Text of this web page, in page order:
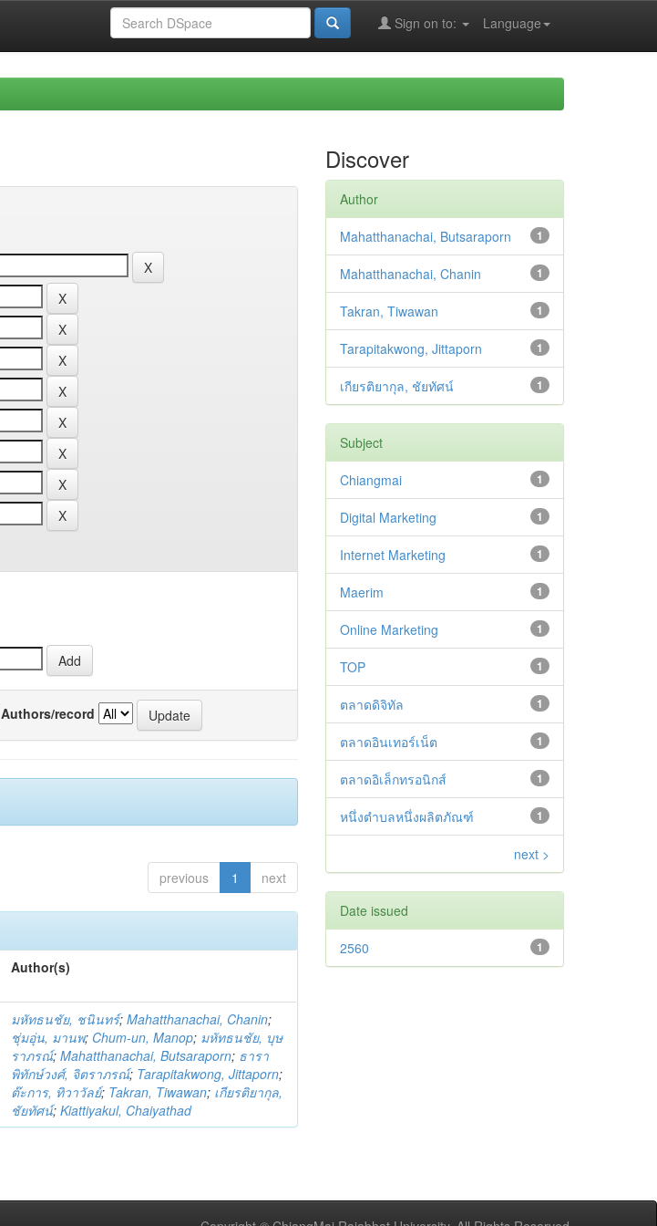
Language
Sign on to:
Authors/record
previous 1 next
Author(s)
มหัทธนชัย, ชนินทร์;Mahatthanachai, Chanin;
ชุ่มอุ่น, มานพ; Chum-un, Manop; มหัทธนชัย, บุษ
ราภรณ์;Mahatthanachai, Butsaraporn; ธารา
พิทักษ์วงศ์, จิตราภรณ์; Tarapitakwong, Jittaporn;
ต๊ะการ, ทิวาวัลย์; Takran, Tiwawan; เกียรติยากุล,
ชัยทัศน์;Kiattiyakul, Chaiyathad
Discover
Author
1
Mahatthanachai, Butsaraporn
1
Mahatthanachai, Chanin
1
Takran, Tiwawan
1
Tarapitakwong, Jittaporn
1
เกียรติยากุล, ชัยทัศน์
Subject
1
Chiangmai
1
Digital Marketing
1
Internet Marketing
1
Maerim
1
Online Marketing
1
TOP
1
ตลาดดิจิทัล
1
ตลาดอินเทอร์เน็ต
1
ตลาดอิเล็กทรอนิกส์
1
หนึ่งตำบลหนึ่งผลิตภัณฑ์
next >
Date issued
1
2560